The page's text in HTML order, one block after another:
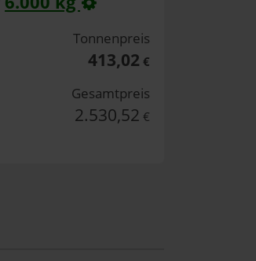
Tonnenpreis
413,02 €
Gesamtpreis
2.530,52 €